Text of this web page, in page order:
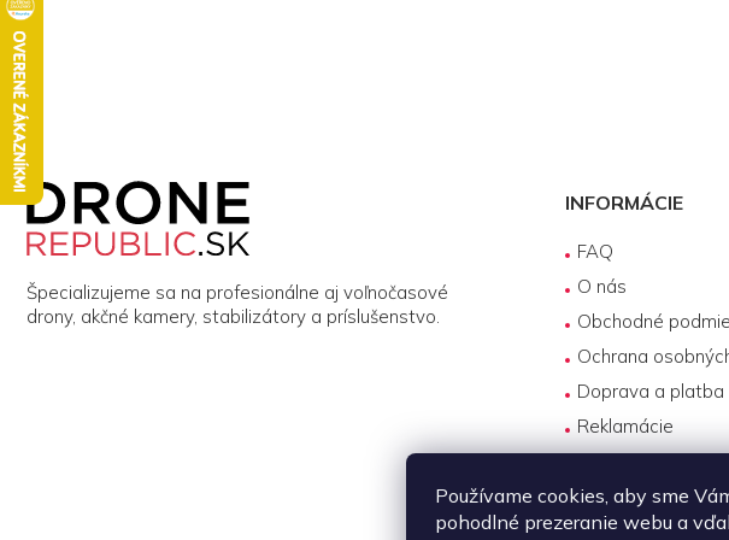
Používame cookies, aby sme
pohodlné prezeranie webu a
p
Špecializujeme sa na profesionálne aj voľnočasové
drony, akčné kamery, stabilizátory a príslušenstvo.
INFORMÁCIE
FAQ
O nás
Obchodné
Ochrana
Doprava a platba
Reklamácie
Servis produktov
Návody na
Požičovňa